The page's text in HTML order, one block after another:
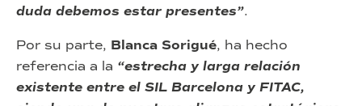
duda debemos estar presentes”.
Por su parte, Blanca Sorigué, ha hecho
referencia a la “estrecha y larga relación
existente entre el SIL Barcelona y FITAC,